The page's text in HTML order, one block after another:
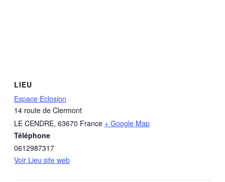
LIEU
Espace Eclosion
14 route de Clermont
LE CENDRE, 63670 France + Google Map
Téléphone
0612987317
Voir Lieu site web